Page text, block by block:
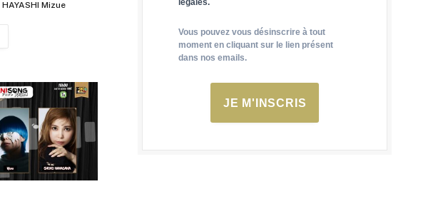
HAYASHI Mizue
légales.
Vous pouvez vous désinscrire à tout
moment en cliquant sur le lien présent
dans nos emails.
JE M'INSCRIS